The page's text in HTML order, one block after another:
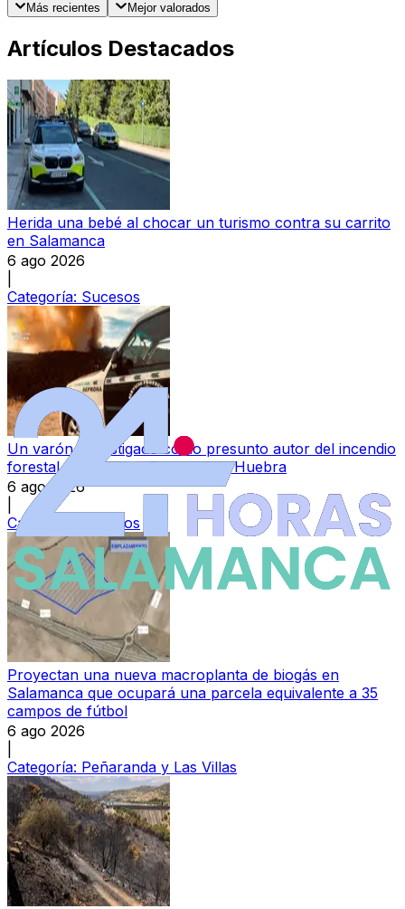
Más recientes
Mejor valorados
Artículos Destacados
Herida una bebé al chocar un turismo contra su carrito
en Salamanca
6 ago 2026
Categoría: Sucesos
Un varón, investigado como presunto autor del incendio
forestal ocurrido en Berrocal de Huebra
6 ago 2026
Categoría:
Sucesos
Proyectan una nueva macroplanta de biogás en
Salamanca que ocupará una parcela equivalente a 35
campos de fútbol
6 ago 2026
Categoría: Peñaranda y Las Villas